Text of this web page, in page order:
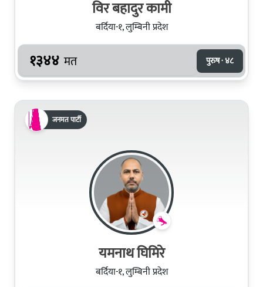
विर बहादुर कामी
बर्दिया-१, लुम्बिनी प्रदेश
१३४४ मत पुरुष · ४८
जनमत पार्टी
यमनाथ घिमिरे
बर्दिया-१, लुम्बिनी प्रदेश